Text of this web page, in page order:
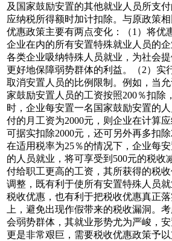
及国家鼓励安置的其他就业人员所支
应纳税所得额时加计扣除。与原政策
优惠政策主要有两点变化：（1）将优
企业在内的所有安置特殊就业人员的
各类企业吸纳特殊人员就业，为社会提
更好地保障弱势群体的利益。（2）实
取消安置人员的比例限制。例如，当
家鼓励安置人员的工资按照200％扣除
时，企业每安置一名国家鼓励安置的
付的月工资为2000元，则企业在计算
可据实扣除2000元，还可另外再多扣除
在适用税率为25％的情况下，企业每
的人员就业，将可享受到500元的税收
付给职工更高的工资，其所获得的税
调整，既有利于使所有安置特殊人员
税收优惠，也有利于把税收优惠真正
上，避免出现作假带来的税收漏洞。
会弱势群体，其就业形势尤为严峻，
更是非常艰巨，需要税收优惠政策予